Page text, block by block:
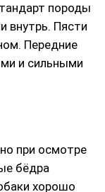
породы
внутрь. Пясти
Передние
и сильными
при осмотре
бёдра
хорошо